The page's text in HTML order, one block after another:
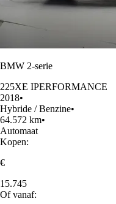
BMW 2-serie
225XE IPERFORMANCE
2018•
Hybride / Benzine•
64.572 km•
Automaat
Kopen:
€
15.745
Of vanaf: